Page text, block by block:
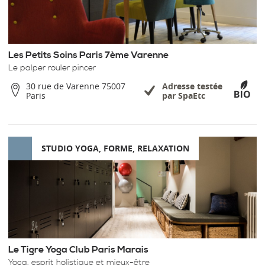
Les Petits Soins Paris 7ème Varenne
Le palper rouler pincer
30 rue de Varenne 75007
Paris
Adresse testée
par SpaEtc
STUDIO YOGA, FORME, RELAXATION
Le Tigre Yoga Club Paris Marais
Yoga, esprit holistique et mieux-être